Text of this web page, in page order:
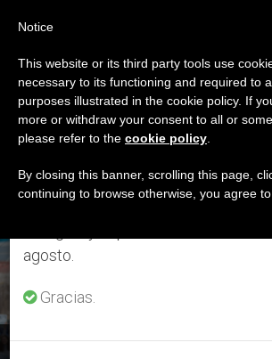
ETIQUETA
Posts Tagged
Oeste’
ÚLTIMAS NOTICIAS
Aviso importante
Del 27 de julio al 7 de agosto
anual, aprovechando que en el
se generan menos informaciones y
agosto.
Gracias.
Notice
This website or its third party tools use
necessary to its functioning and required to
purposes illustrated in the cookie policy. If
more or withdraw your consent to all or
please refer to the cookie policy
By closing this banner, scrolling this page,
continuing to browse otherwise, you agree